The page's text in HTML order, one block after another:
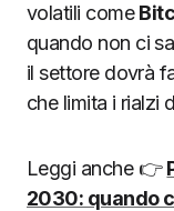
volatili come
quando non ci
il settore dovrà
che limita i rialzi
Leggi anche 👉
2030: quando